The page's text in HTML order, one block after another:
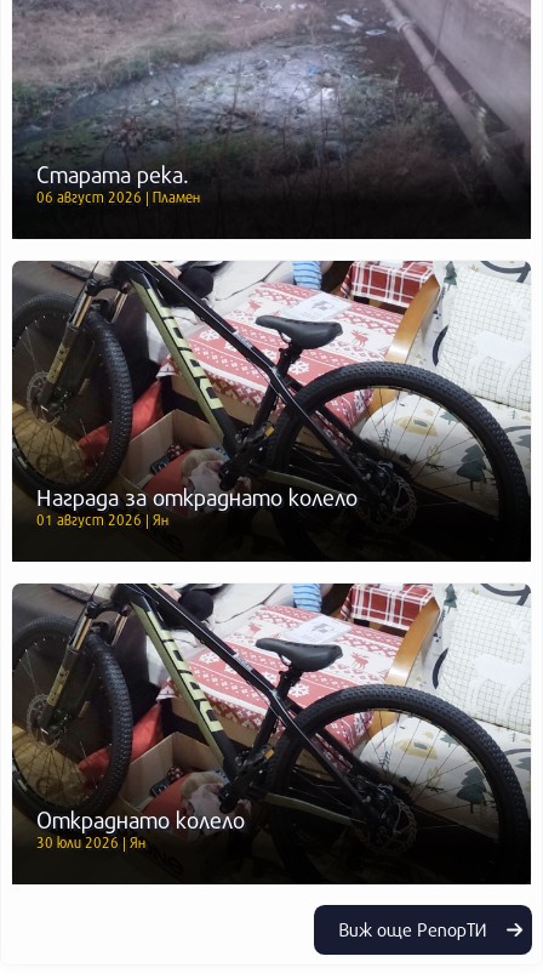
Старата река.
06 август 2026 | Пламен
Награда за откраднато колело
01 август 2026 | Ян
Откраднато колело
30 юли 2026 | Ян
Виж още РепорТИ